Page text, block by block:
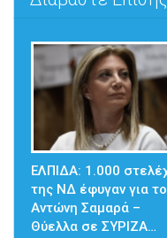
ΕΛΠΙΔΑ: 1.000
της ΝΔ έφυγαν για
Αντώνη Σαμαρά –
Θύελλα σε ΣΥΡΙΖΑ…